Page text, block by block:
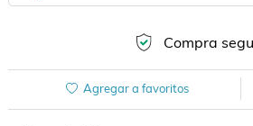
Compra
Agregar a favoritos